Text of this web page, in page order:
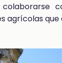
colaborarse
agrícolas